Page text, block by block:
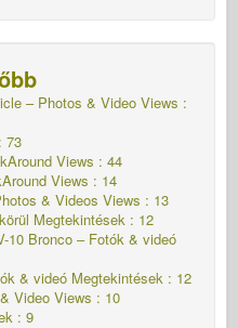
– Photos & Video Views :
73
Views : 44
Views : 14
& Videos Views : 13
Megtekintések : 12
10 Bronco – Fotók & videó
& videó Megtekintések : 12
Video Views : 10
: 9